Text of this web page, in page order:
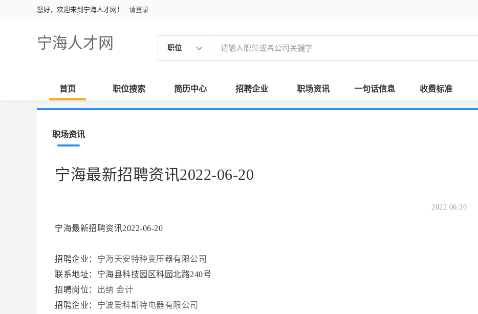
您好，欢迎来到宁海人才网！ 请登录
宁海人才网 职位
首页 职位搜索 简历中心 招聘企业 职场资讯 一句话信息 收费标准
职场资讯
宁海最新招聘资讯2022-06-20
2022.06.20
宁海最新招聘资讯2022-06-20
招聘企业： 宁海天安特种变压器有限公司
联系地址：宁海县科技园区科园北路240号
招聘岗位： 出纳 会计
招聘企业： 宁波爱科斯特电器有限公司